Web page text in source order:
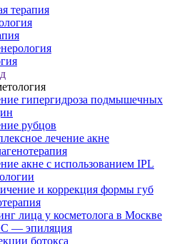
терапия
гипергидроза подмышечных
рубцов
лечение акне
акне с использованием IPL
и коррекция формы губ
лица у косметолога в Москве
— эпиляция
ботокса